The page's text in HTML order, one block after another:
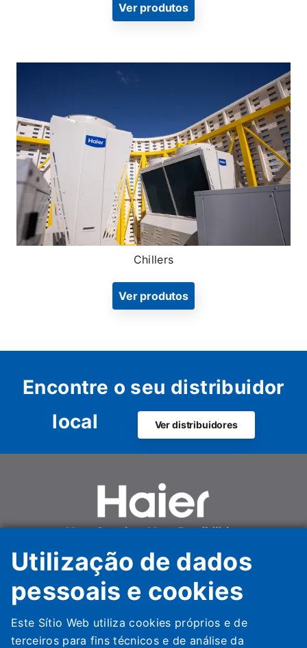
Ver produtos
Chillers
Ver produtos
Encontre o seu distribuidor
local
Ver distribuidores
Haier HVAC Solutions Italy Spa Unipersonale
Haier AC Italy Trading SpA Unipersonale
Utilização de dados
pessoais e cookies
Este Sítio Web utiliza cookies próprios e de
terceiros para fins técnicos e de análise da